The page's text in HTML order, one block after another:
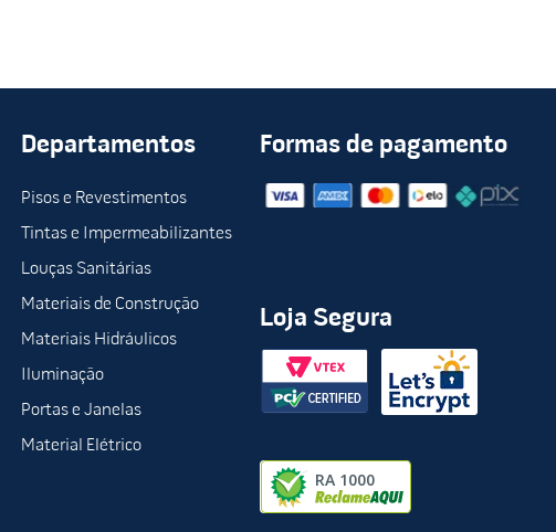
Departamentos
Pisos e Revestimentos
Tintas e Impermeabilizantes
Louças Sanitárias
Materiais de Construção
Materiais Hidráulicos
Iluminação
Portas e Janelas
Material Elétrico
Formas de pagamento
Loja Segura